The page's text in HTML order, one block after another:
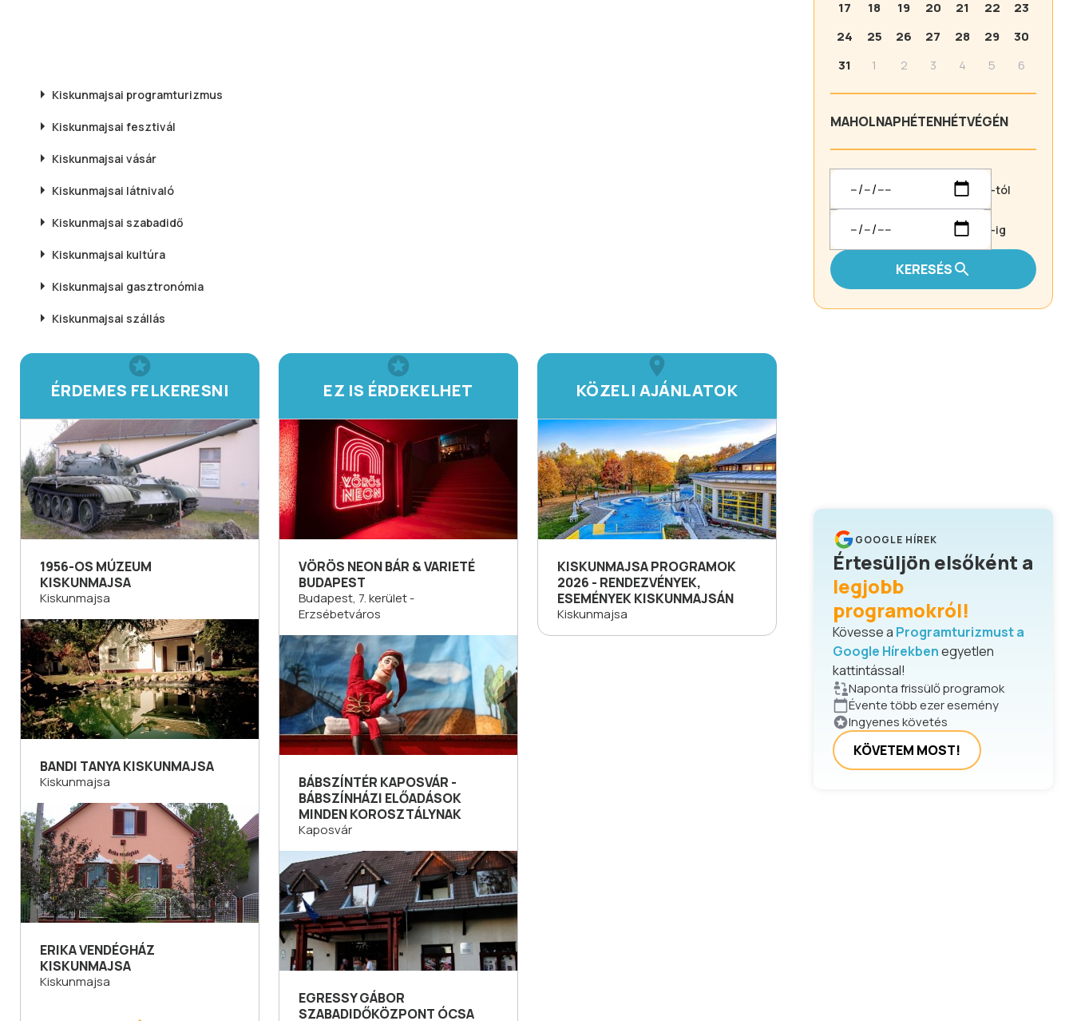
Kiskunmajsai programturizmus
Kiskunmajsai fesztivál
Kiskunmajsai vásár
Kiskunmajsai látnivaló
Kiskunmajsai szabadidő
Kiskunmajsai kultúra
Kiskunmajsai gasztronómia
Kiskunmajsai szállás
ÉRDEMES FELKERESNI
1956-OS MÚZEUM
KISKUNMAJSA
Kiskunmajsa
BANDI TANYA KISKUNMAJSA
Kiskunmajsa
ERIKA VENDÉGHÁZ
KISKUNMAJSA
Kiskunmajsa
EZ IS ÉRDEKELHET
VÖRÖS NEON BÁR & VARIETÉ
BUDAPEST
Budapest, 7. kerület -
Erzsébetváros
BÁBSZÍNTÉR KAPOSVÁR -
BÁBSZÍNHÁZI ELŐADÁSOK
MINDEN KOROSZTÁLYNAK
Kaposvár
EGRESSY GÁBOR
SZABADIDŐKÖZPONT ÓCSA
KÖZELI AJÁNLATOK
KISKUNMAJSA PROGRAMOK
2026 - RENDEZVÉNYEK,
ESEMÉNYEK KISKUNMAJSÁN
Kiskunmajsa
17
18 19 20 21 22
23
24
25 26 27 28 29
30
31
1 2 3 4 5 6
MAHOLNAPHÉTENHÉTVÉGÉN
-tól
-ig
KERESÉS
GOOGLE HÍREK
Értesüljön elsőként a
legjobb
programokról!
Kövesse a Programturizmust a
Google Hírekbenegyetlen
kattintással!
Naponta frissülő programok
Évente több ezer esemény
Ingyenes követés
KÖVETEM MOST!